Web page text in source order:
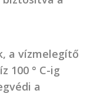
a vízmelegítő
100 ° C-ig
a